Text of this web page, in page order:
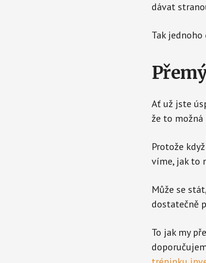
dávat
Tak
Ať už jste
že to
Protože
víme, jak to
Může se
dostatečně
To jak my